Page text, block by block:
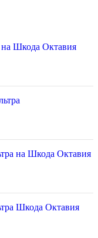
на Шкода Октавия
на Шкода Октавия
Шкода Октавия